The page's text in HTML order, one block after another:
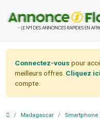
Connectez-vous pour
meilleurs offres. Cliquez ici
compte.
Madagascar Smartphone